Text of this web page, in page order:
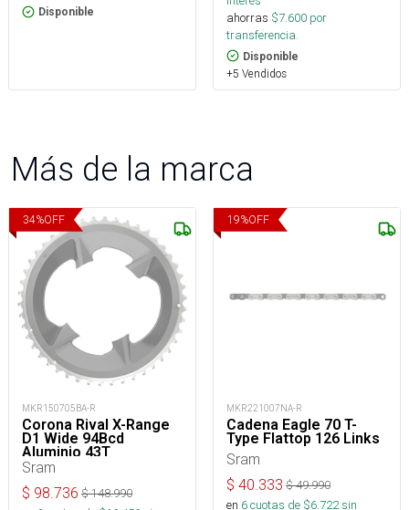
Disponible
ahorras $7.600 por
transferencia.
Disponible
+5 Vendidos
Más de la marca
34%OFF
MKR150705BA-R
Corona Rival X-Range
D1 Wide 94Bcd
Aluminio 43T
Sram
$ 98.736 $148.990
19%OFF
MKR221007NA-R
Cadena Eagle 70 T-
Type Flattop 126 Links
Sram
$ 40.333 $49.990
en 6cuotas de $6.722sin